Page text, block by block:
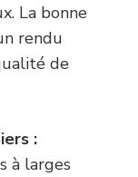
La bonne
rendu
de
:
à larges